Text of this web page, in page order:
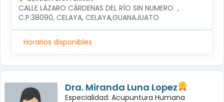
CALLE LÁZARO CÁRDENAS DEL RÍO SIN NUMERO  ,
C.P.38090, CELAYA, CELAYA,GUANAJUATO
Horarios disponibles
Dra. Miranda Luna Lopez
Especialidad: Acupuntura Humana